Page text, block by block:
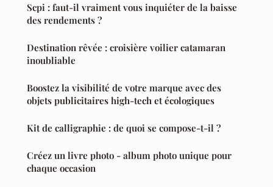
Scpi : faut-il vraiment vous inquiéter de la baisse
des rendements ?
Destination rêvée : croisière voilier catamaran
inoubliable
Boostez la visibilité de votre marque avec des
objets publicitaires high-tech et écologiques
Kit de calligraphie : de quoi se compose-t-il ?
Créez un livre photo - album photo unique pour
chaque occasion